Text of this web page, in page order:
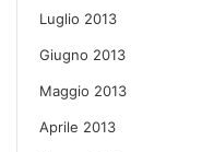
Luglio 2013
Giugno 2013
Maggio 2013
Aprile 2013